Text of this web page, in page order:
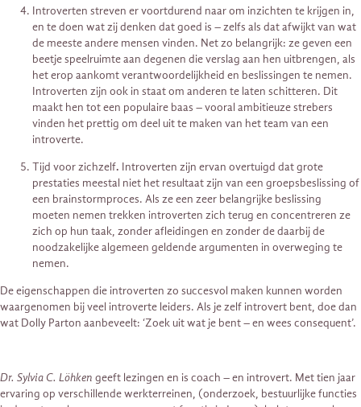
Introverten streven er voortdurend naar om inzichten te krijgen in,
en te doen wat zij denken dat goed is – zelfs als dat afwijkt van wat
de meeste andere mensen vinden. Net zo belangrijk: ze geven een
beetje speelruimte aan degenen die verslag aan hen uitbrengen, als
het erop aankomt verantwoordelijkheid en beslissingen te nemen.
Introverten zijn ook in staat om anderen te laten schitteren. Dit
maakt hen tot een populaire baas – vooral ambitieuze strebers
vinden het prettig om deel uit te maken van het team van een
introverte.
Tijd voor zichzelf. Introverten zijn ervan overtuigd dat grote
prestaties meestal niet het resultaat zijn van een groepsbeslissing of
een brainstormproces. Als ze een zeer belangrijke beslissing
moeten nemen trekken introverten zich terug en concentreren ze
zich op hun taak, zonder afleidingen en zonder de daarbij de
noodzakelijke algemeen geldende argumenten in overweging te
nemen.
De eigenschappen die introverten zo succesvol maken kunnen worden
waargenomen bij veel introverte leiders. Als je zelf introvert bent, doe dan
wat Dolly Parton aanbeveelt: ‘Zoek uit wat je bent – en wees consequent’.
Dr. Sylvia C. Löhken geeft lezingen en is coach – en introvert. Met tien jaar
ervaring op verschillende werkterreinen, (onderzoek, bestuurlijke functies